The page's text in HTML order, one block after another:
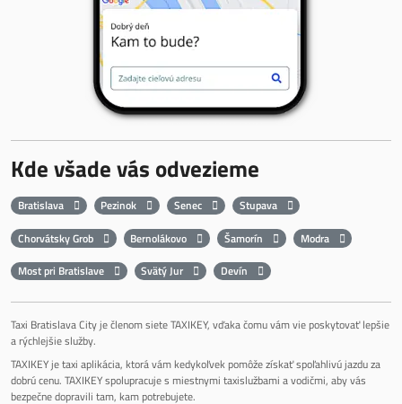
Kde všade vás odvezieme
Bratislava Pezinok Senec
Stupava
Chorvátsky Grob
Bernolákovo Šamorín
Modra
Most pri Bratislave
Svätý Jur Devín
Taxi Bratislava City je členom siete TAXIKEY, vďaka čomu vám vie poskytovať lepšie
a rýchlejšie služby.
TAXIKEY je taxi aplikácia, ktorá vám kedykoľvek pomôže získať spoľahlivú jazdu za
dobrú cenu. TAXIKEY spolupracuje s miestnymi taxislužbami a vodičmi, aby vás
bezpečne dopravili tam, kam potrebujete.